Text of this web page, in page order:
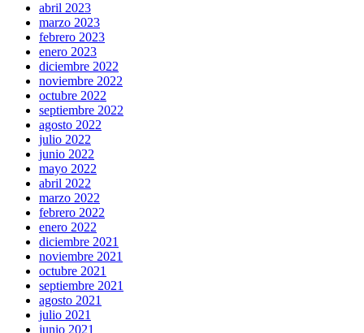
abril 2023
marzo 2023
febrero 2023
enero 2023
diciembre 2022
noviembre 2022
octubre 2022
septiembre 2022
agosto 2022
julio 2022
junio 2022
mayo 2022
abril 2022
marzo 2022
febrero 2022
enero 2022
diciembre 2021
noviembre 2021
octubre 2021
septiembre 2021
agosto 2021
julio 2021
junio 2021